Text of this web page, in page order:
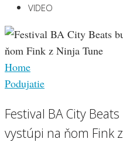
VIDEO
Home
Podujatie
Festival BA City
vystúpi na ňom Fink